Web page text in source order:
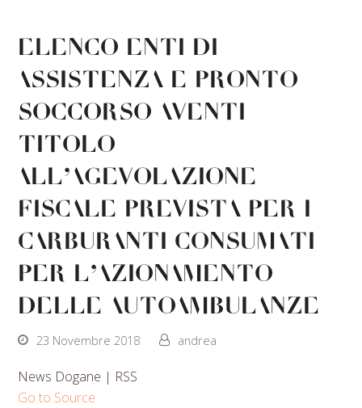
Elenco Enti di
assistenza e pronto
soccorso aventi
titolo
all’agevolazione
fiscale prevista per i
carburanti consumati
per l’azionamento
delle autoambulanze
23 Novembre 2018 andrea
News Dogane | RSS
Go to Source